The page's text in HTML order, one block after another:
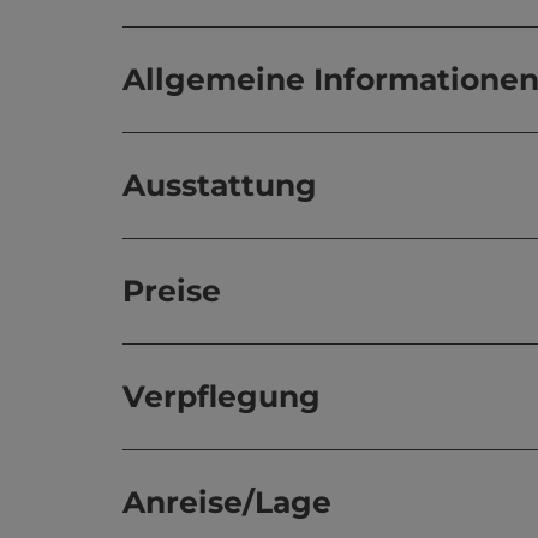
Allgemeine Informationen
Ausstattung
Preise
Verpflegung
Anreise/Lage